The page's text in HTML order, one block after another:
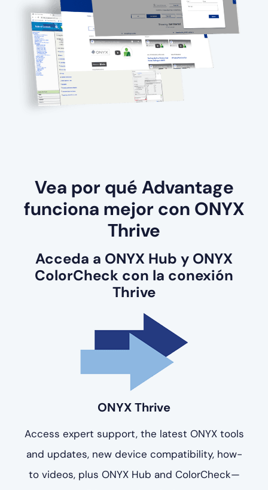
Vea por qué Advantage
funciona mejor con ONYX
Thrive
Acceda a ONYX Hub y ONYX
ColorCheck con la conexión
Thrive
ONYX Thrive
Access expert support, the latest ONYX tools
and updates, new device compatibility, how-
to videos, plus ONYX Hub and ColorCheck—